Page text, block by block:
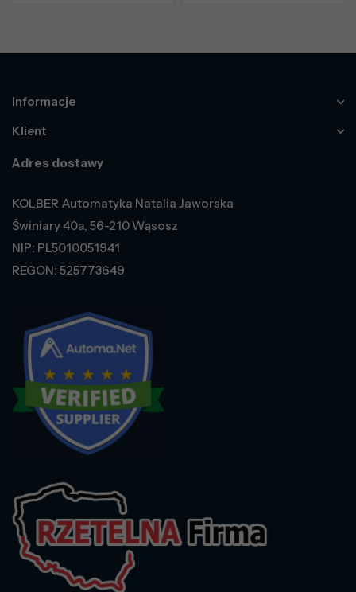
Informacje
Klient
Adres dostawy
KOLBER Automatyka Natalia Jaworska
Świniary 40a, 56-210 Wąsosz
NIP: PL5010051941
REGON: 525773649